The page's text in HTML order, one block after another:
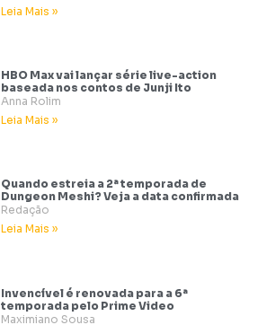
Leia Mais »
HBO Max vai lançar série live-action
baseada nos contos de Junji Ito
Anna Rolim
Leia Mais »
Quando estreia a 2ª temporada de
Dungeon Meshi? Veja a data confirmada
Redação
Leia Mais »
Invencível é renovada para a 6ª
temporada pelo Prime Video
Maximiano Sousa